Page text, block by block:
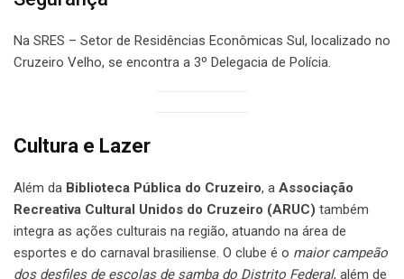
Na SRES – Setor de Residências Econômicas Sul, localizado no
Cruzeiro Velho, se encontra a 3º Delegacia de Polícia.
Cultura e Lazer
Além da Biblioteca Pública do Cruzeiro, a Associação
Recreativa Cultural Unidos do Cruzeiro (ARUC) também
integra as ações culturais na região, atuando na área de
esportes e do carnaval brasiliense. O clube é o maior campeão
dos desfiles de escolas de samba do Distrito Federal, além de